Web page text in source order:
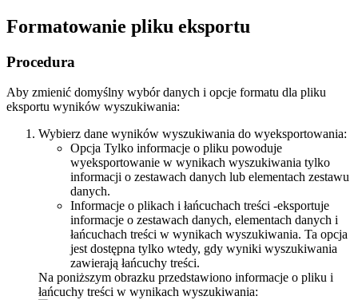
Formatowanie pliku eksportu
Procedura
Aby zmienić domyślny wybór danych i opcje formatu dla pliku
eksportu wyników wyszukiwania:
Wybierz dane wyników wyszukiwania do wyeksportowania:
Opcja Tylko informacje o pliku powoduje
wyeksportowanie w wynikach wyszukiwania tylko
informacji o zestawach danych lub elementach zestawu
danych.
Informacje o plikach i łańcuchach treści -eksportuje
informacje o zestawach danych, elementach danych i
łańcuchach treści w wynikach wyszukiwania. Ta opcja
jest dostępna tylko wtedy, gdy wyniki wyszukiwania
zawierają łańcuchy treści.
Na poniższym obrazku przedstawiono informacje o pliku i
łańcuchy treści w wynikach wyszukiwania: